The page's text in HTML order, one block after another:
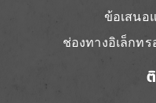
ข้อเสนอ
ช่องทางอิเล็กท